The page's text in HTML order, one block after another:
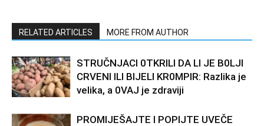
RELATED ARTICLES MORE FROM AUTHOR
STRUČNJACI 0TKRILI DA LI JE B0LJI
CRVENI ILI BIJELI KR0MPIR: Razlika je
velika, a 0VAJ je zdraviji
PROMIJEŠAJTE I POPIJTE UVEČE